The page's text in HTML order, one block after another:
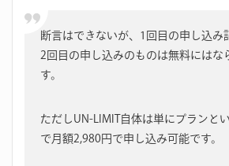
断言はできないが、1回目の申し込み
2回目の申し込みのものは無料にはな
す。
ただしUN-LIMIT自体は単にプランと
で月額2,980円で申し込み可能です。